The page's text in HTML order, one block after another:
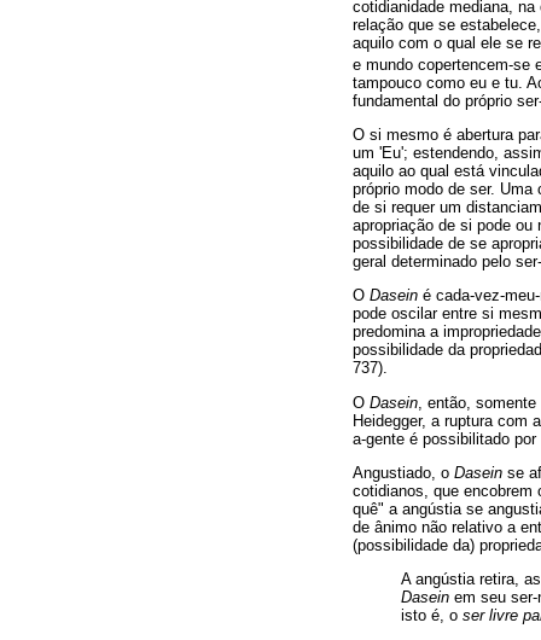
cotidianidade mediana,
relação que se
aquilo com o qual ele se
e mundo copertencem-se
tampouco como eu e tu.
fundamental do próprio
O si mesmo é abertura
um 'Eu'; estendendo,
aquilo ao qual está
próprio modo de ser. Uma
de si requer um
apropriação de si pode
possibilidade de se
geral determinado pelo
O Dasein é cada-vez-
pode oscilar entre si
predomina a
possibilidade da
737).
O Dasein , então,
Heidegger, a ruptura com
a-gente é possibilitado
Angustiado, o Dasein se
cotidianos, que
quê" a angústia se
de ânimo não relativo a
(possibilidade da)
A angústia retira,
Dasein em seu
isto é, o ser livre